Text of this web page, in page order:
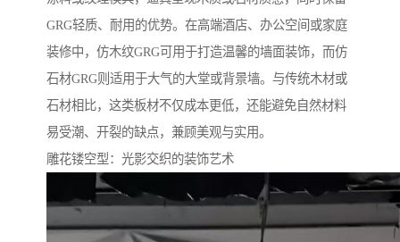
GRG轻质、耐用的优势。在高端酒店、办公空间或家庭
装修中，仿木纹GRG可用于打造温馨的墙面装饰，而仿
石材GRG则适用于大气的大堂或背景墙。与传统木材或
石材相比，这类板材不仅成本更低，还能避免自然材料
易受潮、开裂的缺点，兼顾美观与实用。
雕花镂空型：光影交织的装饰艺术